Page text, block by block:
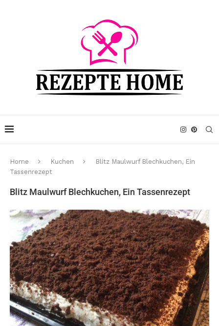
Home Kuchen
Blitz Maulwurf Blechkuchen, Ein
Tassenrezept
Blitz Maulwurf Blechkuchen, Ein Tassenrezept